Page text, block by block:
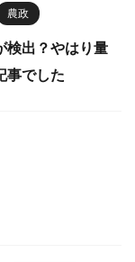
農政
検出？やはり量
事でした